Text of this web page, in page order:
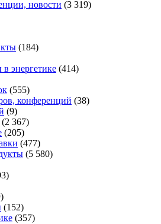
новости (3 319)
(184)
энергетике (414)
(555)
конференций (38)
(9)
(2 367)
(205)
(477)
(5 580)
(152)
(357)